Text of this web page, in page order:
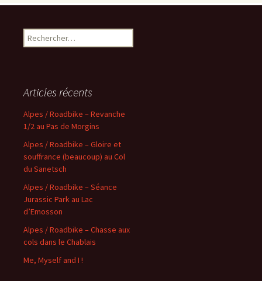
Rechercher :
Articles récents
Alpes / Roadbike – Revanche
1/2 au Pas de Morgins
Alpes / Roadbike – Gloire et
souffrance (beaucoup) au Col
du Sanetsch
Alpes / Roadbike – Séance
Jurassic Park au Lac
d’Emosson
Alpes / Roadbike – Chasse aux
cols dans le Chablais
Me, Myself and I !